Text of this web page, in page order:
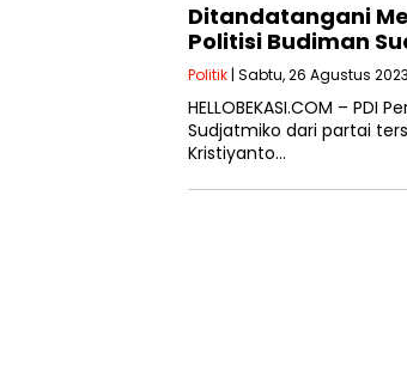
Ditandatangani
Politisi Budiman
Politik | Sabtu, 26 Agustus
HELLOBEKASI.COM –
Sudjatmiko dari partai
Kristiyanto…